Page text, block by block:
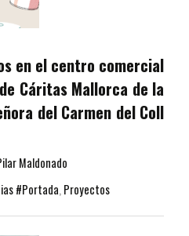
en el centro comercial
Cáritas Mallorca de la
del Carmen del Coll
Maldonado
#Portada, Proyectos